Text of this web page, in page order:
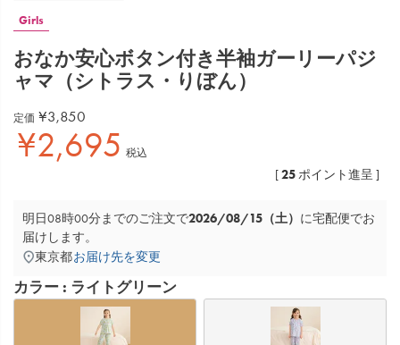
Girls
おなか安心ボタン付き半袖ガーリーパジ
ャマ（シトラス・りぼん）
定価 ¥3,850
¥2,695 税込
[25ポイント進呈 ]
明日08時00分までのご注文で2026/08/15（土） に宅配便でお
届けします。
東京都お届け先を変更
カラー ライトグリーン